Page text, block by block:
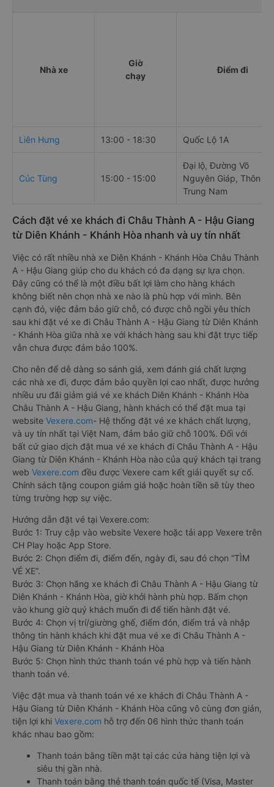
Nhà xe
Giờ
chạy
Điểm đi
Liên Hưng 13:00 - 18:30 Quốc Lộ 1A
Cúc Tùng 15:00 - 15:00
Đại lộ, Đường Võ
Nguyên Giáp, Thôn
Trung Nam
Cách đặt vé xe khách đi Châu Thành A - Hậu Giang
từ Diên Khánh - Khánh Hòa nhanh và uy tín nhất
Việc có rất nhiều nhà xe Diên Khánh - Khánh Hòa Châu Thành
A - Hậu Giang giúp cho du khách có đa dạng sự lựa chọn.
Đây cũng có thể là một điều bất lợi làm cho hàng khách
không biết nên chọn nhà xe nào là phù hợp với mình. Bên
cạnh đó, việc đảm bảo giữ chỗ, có được chỗ ngồi yêu thích
sau khi đặt vé xe đi Châu Thành A - Hậu Giang từ Diên Khánh
- Khánh Hòa giữa nhà xe với khách hàng sau khi đặt trực tiếp
vẫn chưa được đảm bảo 100%.
Cho nên để dễ dàng so sánh giá, xem đánh giá chất lượng
các nhà xe đi, được đảm bảo quyền lợi cao nhất, được hưởng
nhiều ưu đãi giảm giá vé xe khách Diên Khánh - Khánh Hòa
Châu Thành A - Hậu Giang, hành khách có thể đặt mua tại
website Vexere.com- Hệ thống đặt vé xe khách chất lượng,
và uy tín nhất tại Việt Nam, đảm bảo giữ chỗ 100%. Đối với
bất cứ giao dịch đặt mua vé xe khách đi Châu Thành A - Hậu
Giang từ Diên Khánh - Khánh Hòa nào của quý khách tại trang
web Vexere.com đều được Vexere cam kết giải quyết sự cố.
Chính sách tặng coupon giảm giá hoặc hoàn tiền sẽ tùy theo
từng trường hợp sự việc.
Hướng dẫn đặt vé tại Vexere.com:
Bước 1: Truy cập vào website Vexere hoặc tải app Vexere trên
CH Play hoặc App Store.
Bước 2: Chọn điểm đi, điểm đến, ngày đi, sau đó chọn “TÌM
VÉ XE”.
Bước 3: Chọn hãng xe khách đi Châu Thành A - Hậu Giang từ
Diên Khánh - Khánh Hòa, giờ khởi hành phù hợp. Bấm chọn
vào khung giờ quý khách muốn đi để tiến hành đặt vé.
Bước 4: Chọn vị trí/giường ghế, điểm đón, điểm trả và nhập
thông tin hành khách khi đặt mua vé xe đi Châu Thành A -
Hậu Giang từ Diên Khánh - Khánh Hòa
Bước 5: Chọn hình thức thanh toán vé phù hợp và tiến hành
thanh toán vé.
Việc đặt mua và thanh toán vé xe khách đi Châu Thành A -
Hậu Giang từ Diên Khánh - Khánh Hòa cũng vô cùng đơn giản,
tiện lợi khi Vexere.com hỗ trợ đến 06 hình thức thanh toán
khác nhau bao gồm:
Thanh toán bằng tiền mặt tại các cửa hàng tiện lợi và
siêu thị gần nhà.
Thanh toán bằng thẻ thanh toán quốc tế (Visa, Master